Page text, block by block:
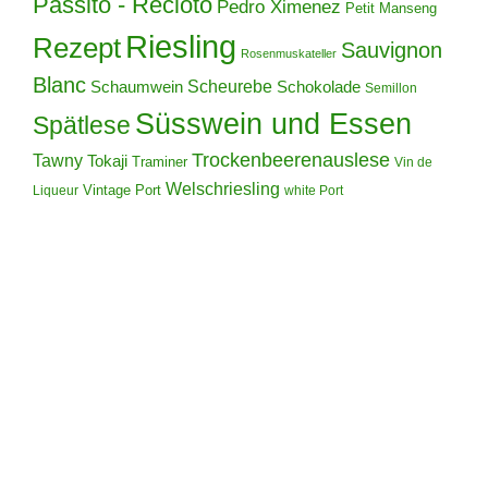
Pedro Ximenez Petit Manseng
Rezept Riesling Rosenmuskateller Sauvignon
Blanc Schaumwein Scheurebe Schokolade Semillon
Spätlese Süsswein und Essen
Tawny Tokaji Traminer Trockenbeerenauslese Vin de
Liqueur Vintage Port Welschriesling white Port